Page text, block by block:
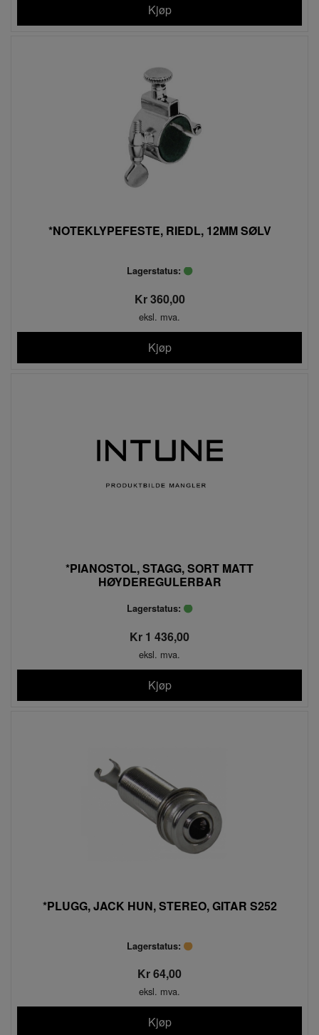
Kjøp
*NOTEKLYPEFESTE, RIEDL, 12MM SØLV
Lagerstatus:
Kr 360,00
eksl. mva.
Kjøp
*PIANOSTOL, STAGG, SORT MATT
HØYDEREGULERBAR
Lagerstatus:
Kr 1 436,00
eksl. mva.
Kjøp
*PLUGG, JACK HUN, STEREO, GITAR S252
Lagerstatus:
Kr 64,00
eksl. mva.
Kjøp